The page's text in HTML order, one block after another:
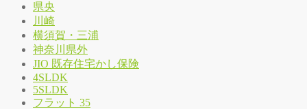
県央
川崎
横須賀・三浦
神奈川県外
JIO 既存住宅かし保険
4SLDK
5SLDK
フラット 35